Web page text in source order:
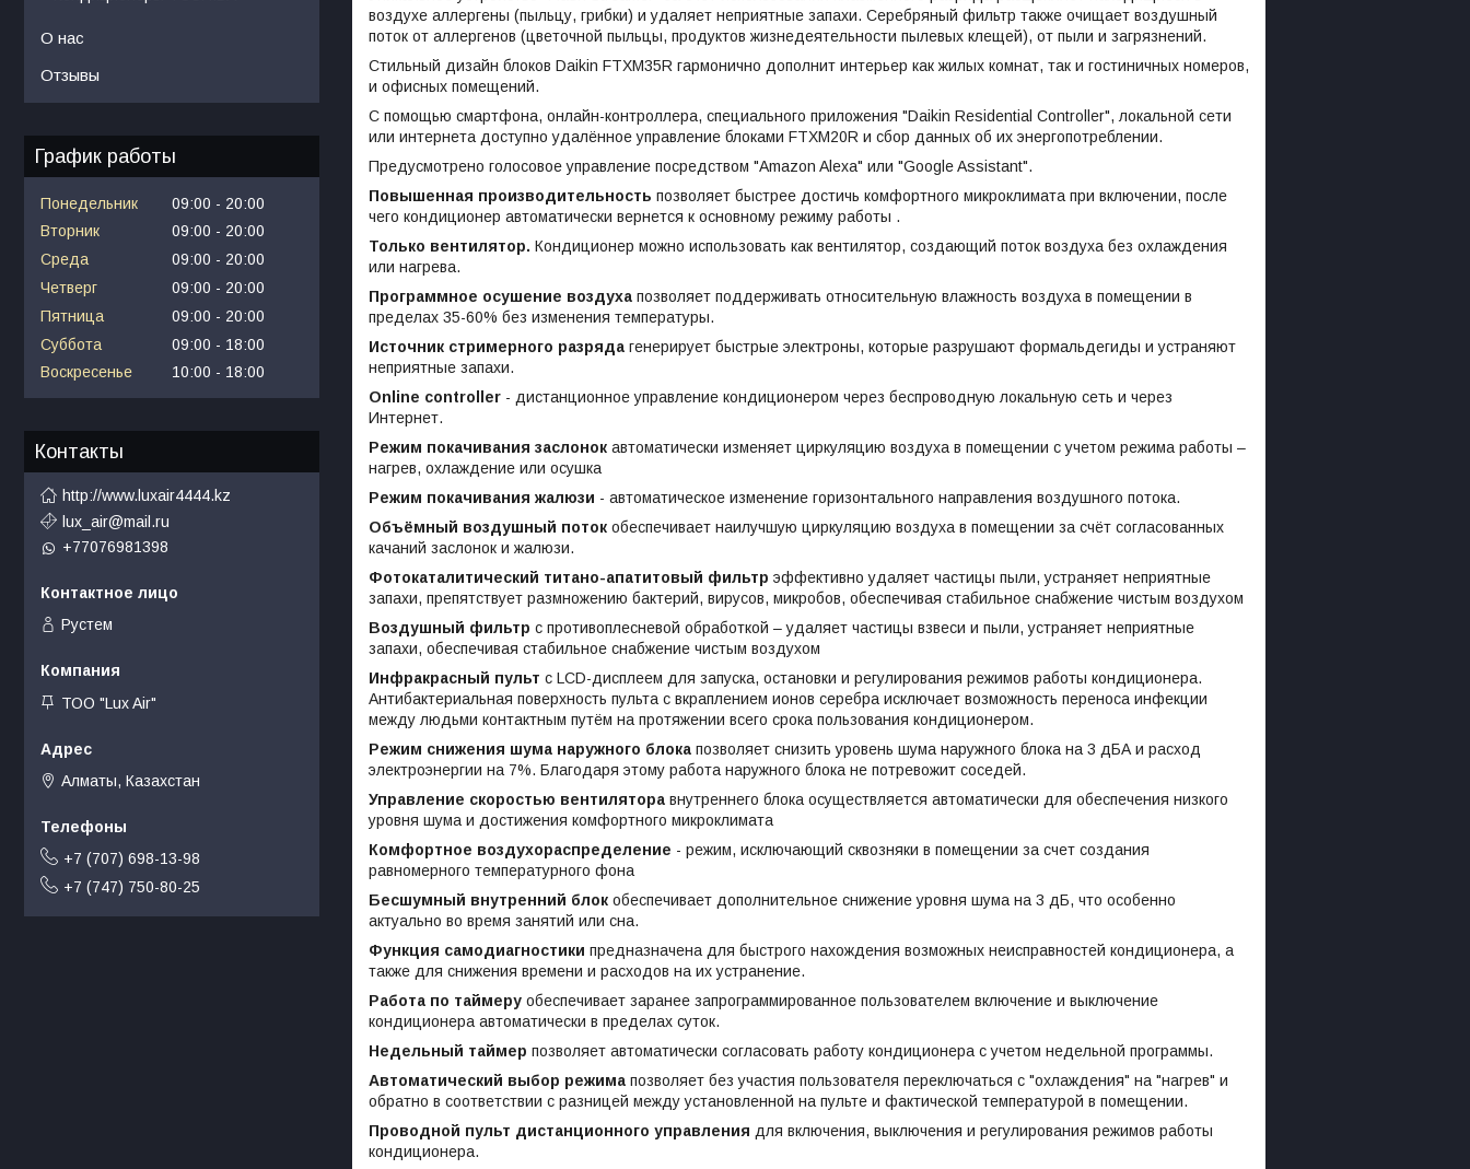
воздухе аллергены (пыльцу, грибки) и удаляет неприятные запахи. Серебряный фильтр также очищает воздушный
поток от аллергенов (цветочной пыльцы, продуктов жизнедеятельности пылевых клещей), от пыли и загрязнений.
Стильный дизайн блоков Daikin FTXM35R гармонично дополнит интерьер как жилых комнат, так и гостиничных номеров,
и офисных помещений.
С помощью смартфона, онлайн-контроллера, специального приложения "Daikin Residential Controller", локальной сети
или интернета доступно удалённое управление блоками FTXM20R и сбор данных об их энергопотреблении.
Предусмотрено голосовое управление посредством "Amazon Alexa" или "Google Assistant".
Повышенная производительность позволяет быстрее достичь комфортного микроклимата при включении, после
чего кондиционер автоматически вернется к основному режиму работы .
Только вентилятор. Кондиционер можно использовать как вентилятор, создающий поток воздуха без охлаждения
или нагрева.
Программное осушение воздуха позволяет поддерживать относительную влажность воздуха в помещении в
пределах 35-60% без изменения температуры.
Источник стримерного разряда генерирует быстрые электроны, которые разрушают формальдегиды и устраняют
неприятные запахи.
Online controller - дистанционное управление кондиционером через беспроводную локальную сеть и через
Интернет.
Режим покачивания заслонок автоматически изменяет циркуляцию воздуха в помещении с учетом режима работы –
нагрев, охлаждение или осушка
Режим покачивания жалюзи - автоматическое изменение горизонтального направления воздушного потока.
Объёмный воздушный поток обеспечивает наилучшую циркуляцию воздуха в помещении за счёт согласованных
качаний заслонок и жалюзи.
Фотокаталитический титано-апатитовый фильтр эффективно удаляет частицы пыли, устраняет неприятные
запахи, препятствует размножению бактерий, вирусов, микробов, обеспечивая стабильное снабжение чистым воздухом
Воздушный фильтр с противоплесневой обработкой – удаляет частицы взвеси и пыли, устраняет неприятные
запахи, обеспечивая стабильное снабжение чистым воздухом
Инфракрасный пульт с LCD-дисплеем для запуска, остановки и регулирования режимов работы кондиционера.
Антибактериальная поверхность пульта с вкраплением ионов серебра исключает возможность переноса инфекции
между людьми контактным путём на протяжении всего срока пользования кондиционером.
Режим снижения шума наружного блока позволяет снизить уровень шума наружного блока на 3 дБА и расход
электроэнергии на 7%. Благодаря этому работа наружного блока не потревожит соседей.
Управление скоростью вентилятора внутреннего блока осуществляется автоматически для обеспечения низкого
уровня шума и достижения комфортного микроклимата
Комфортное воздухораспределение - режим, исключающий сквозняки в помещении за счет создания
равномерного температурного фона
Бесшумный внутренний блок обеспечивает дополнительное снижение уровня шума на 3 дБ, что особенно
актуально во время занятий или сна.
Функция самодиагностики предназначена для быстрого нахождения возможных неисправностей кондиционера, а
также для снижения времени и расходов на их устранение.
Работа по таймеру обеспечивает заранее запрограммированное пользователем включение и выключение
кондиционера автоматически в пределах суток.
Недельный таймер позволяет автоматически согласовать работу кондиционера с учетом недельной программы.
Автоматический выбор режима позволяет без участия пользователя переключаться с "охлаждения" на "нагрев" и
обратно в соответствии с разницей между установленной на пульте и фактической температурой в помещении.
Проводной пульт дистанционного управления для включения, выключения и регулирования режимов работы
кондиционера.
О нас
Отзывы
График работы
Понедельник 09:00
20:00
Вторник
09:00
20:00
Среда
09:00
20:00
Четверг
09:00
20:00
Пятница
09:00
20:00
Суббота
09:00
18:00
Воскресенье
10:00 18:00
Контакты
http://www.luxair4444.kz
lux_air@mail.ru
+77076981398
Рустем
ТОО "Lux Air"
Алматы, Казахстан
+7 (707) 698-13-98
+7 (747) 750-80-25